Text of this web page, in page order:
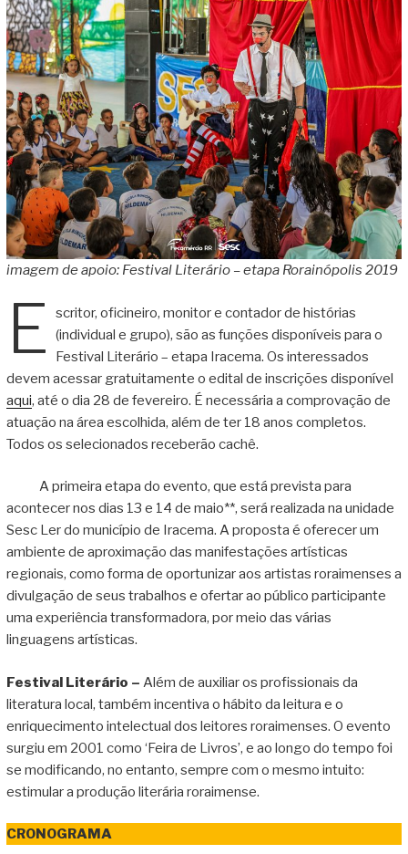
imagem de apoio: Festival Literário – etapa Rorainópolis 2019
E
scritor, oficineiro, monitor e contador de histórias
(individual e grupo), são as funções disponíveis para o
Festival Literário – etapa Iracema. Os interessados
devem acessar gratuitamente o edital de inscrições disponível
aqui, até o dia 28 de fevereiro. É necessária a comprovação de
atuação na área escolhida, além de ter 18 anos completos.
Todos os selecionados receberão cachê.
A primeira etapa do evento, que está prevista para
acontecer nos dias 13 e 14 de maio**, será realizada na unidade
Sesc Ler do município de Iracema. A proposta é oferecer um
ambiente de aproximação das manifestações artísticas
regionais, como forma de oportunizar aos artistas roraimenses a
divulgação de seus trabalhos e ofertar ao público participante
uma experiência transformadora, por meio das várias
linguagens artísticas.
Festival Literário – Além de auxiliar os profissionais da
literatura local, também incentiva o hábito da leitura e o
enriquecimento intelectual dos leitores roraimenses. O evento
surgiu em 2001 como ‘Feira de Livros’, e ao longo do tempo foi
se modificando, no entanto, sempre com o mesmo intuito:
estimular a produção literária roraimense.
CRONOGRAMA